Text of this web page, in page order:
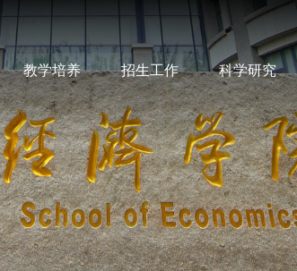
教学培养 招生工作 科学研究